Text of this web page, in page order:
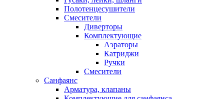
Полотенцесушители
Смесители
Диверторы
Комплектующие
Аэраторы
Катриджи
Ручки
Смесители
Санфаянс
Арматура, клапаны